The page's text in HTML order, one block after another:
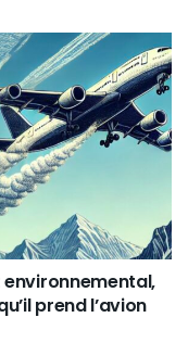
prend l’avion